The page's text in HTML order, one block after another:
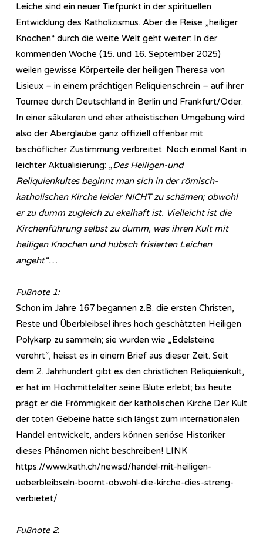
Leiche sind ein neuer Tiefpunkt in der spirituellen
Entwicklung des Katholizismus. Aber die Reise „heiliger
Knochen“ durch die weite Welt geht weiter: In der
kommenden Woche (15. und 16. September 2025)
weilen gewisse Körperteile der heiligen Theresa von
Lisieux – in einem prächtigen Reliquienschrein – auf ihrer
Tournee durch Deutschland in Berlin und Frankfurt/Oder.
In einer säkularen und eher atheistischen Umgebung wird
also der Aberglaube ganz offiziell offenbar mit
bischöflicher Zustimmung verbreitet. Noch einmal Kant in
leichter Aktualisierung: „Des Heiligen-und
Reliquienkultes beginnt man sich in der römisch-
katholischen Kirche leider NICHT zu schämen; obwohl
er zu dumm zugleich zu ekelhaft ist. Vielleicht ist die
Kirchenführung selbst zu dumm, was ihren Kult mit
heiligen Knochen und hübsch frisierten Leichen
angeht“…
Fußnote 1:
Schon im Jahre 167 begannen z.B. die ersten Christen,
Reste und Überbleibsel ihres hoch geschätzten Heiligen
Polykarp zu sammeln; sie wurden wie „Edelsteine
verehrt“, heisst es in einem Brief aus dieser Zeit. Seit
dem 2. Jahrhundert gibt es den christlichen Reliquienkult,
er hat im Hochmittelalter seine Blüte erlebt; bis heute
prägt er die Frömmigkeit der katholischen Kirche.Der Kult
der toten Gebeine hatte sich längst zum internationalen
Handel entwickelt, anders können seriöse Historiker
dieses Phänomen nicht beschreiben! LINK
https://www.kath.ch/newsd/handel-mit-heiligen-
ueberbleibseln-boomt-obwohl-die-kirche-dies-streng-
verbietet/
Fußnote 2: